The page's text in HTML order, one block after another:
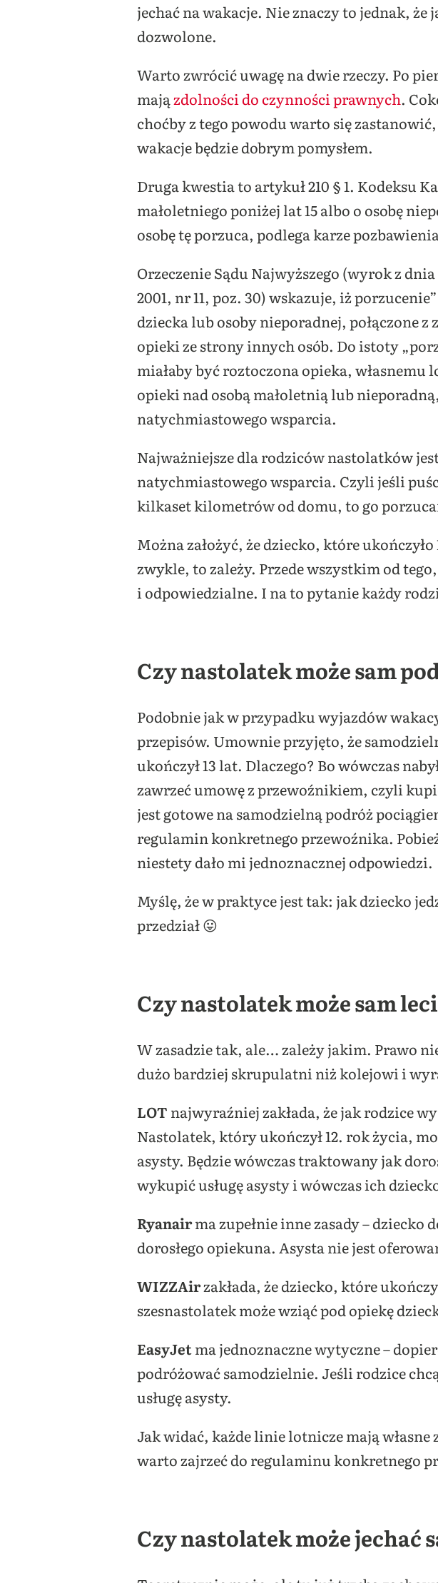
jechać na wakacje. Nie znaczy to jednak,
dozwolone.
Warto zwrócić uwagę na dwie rzeczy. Po
majązdolności do czynności prawnych.
choćby z tego powodu warto się
wakacje będzie dobrym pomysłem.
Druga kwestia to artykuł 210 § 1. Kodeksu
małoletniego poniżej lat 15 albo o osobę
osobę tę porzuca, podlega karze
Orzeczenie Sądu Najwyższego (wyrok z
2001, nr 11, poz. 30) wskazuje, iż
dziecka lub osoby nieporadnej, połączone
opieki ze strony innych osób. Do istoty
miałaby być roztoczona opieka,
opieki nad osobą małoletnią lub
natychmiastowego wsparcia.
Najważniejsze dla rodziców nastolatków
natychmiastowego wsparcia. Czyli jeśli
kilkaset kilometrów od domu, to go
Można założyć, że dziecko, które
zwykle, to zależy. Przede wszystkim od
i odpowiedzialne. I na to pytanie każdy
Czy nastolatek może sam
Podobnie jak w przypadku wyjazdów
przepisów. Umownie przyjęto, że
ukończył 13 lat. Dlaczego? Bo wówczas
zawrzeć umowę z przewoźnikiem, czyli
jest gotowe na samodzielną podróż
regulamin konkretnego przewoźnika.
niestety dało mi jednoznacznej odpowiedzi.
Myślę, że w praktyce jest tak: jak dziecko
przedział 😛
Czy nastolatek może sam
W zasadzie tak, ale… zależy jakim. Prawo
dużo bardziej skrupulatni niż kolejowi i
LOT najwyraźniej zakłada, że jak rodzice
Nastolatek, który ukończył 12. rok życia,
asysty. Będzie wówczas traktowany jak
wykupić usługę asysty i wówczas ich
Ryanairma zupełnie inne zasady – dziecko
dorosłego opiekuna. Asysta nie jest
WIZZAirzakłada, że dziecko, które
szesnastolatek może wziąć pod opiekę
EasyJetma jednoznaczne wytyczne –
podróżować samodzielnie. Jeśli rodzice
usługę asysty.
Jak widać, każde linie lotnicze mają
warto zajrzeć do regulaminu konkretnego
Czy nastolatek może jechać